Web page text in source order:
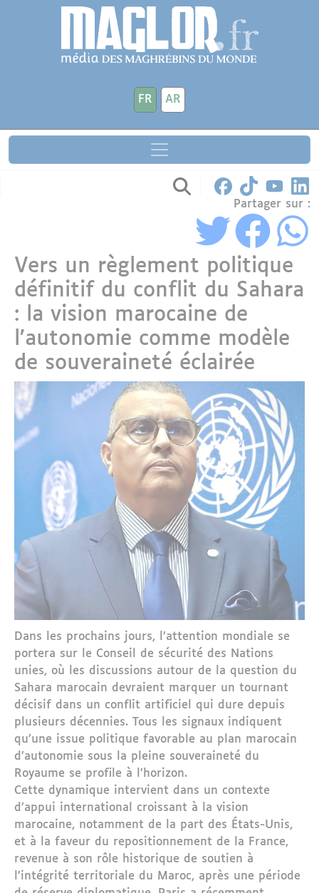
Aller au contenu principal
FR AR
Partager sur :
Vers un règlement politique
définitif du conflit du Sahara
: la vision marocaine de
l’autonomie comme modèle
de souveraineté éclairée
Dans les prochains jours, l’attention mondiale se
portera sur le Conseil de sécurité des Nations
unies, où les discussions autour de la question du
Sahara marocain devraient marquer un tournant
décisif dans un conflit artificiel qui dure depuis
plusieurs décennies. Tous les signaux indiquent
qu’une issue politique favorable au plan marocain
d’autonomie sous la pleine souveraineté du
Royaume se profile à l’horizon.
Cette dynamique intervient dans un contexte
d’appui international croissant à la vision
marocaine, notamment de la part des États-Unis,
et à la faveur du repositionnement de la France,
revenue à son rôle historique de soutien à
l’intégrité territoriale du Maroc, après une période
Panneau de gestion des cookies